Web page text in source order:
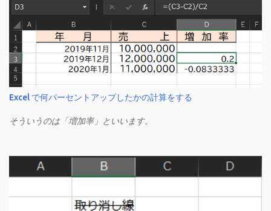
Excel で何パーセントアップしたかの計算をする
そういうのは「増加率」といいます。